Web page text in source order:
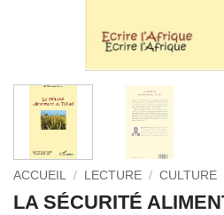
ACCUEIL / LECTURE / CULTURE
LA SÉCURITÉ